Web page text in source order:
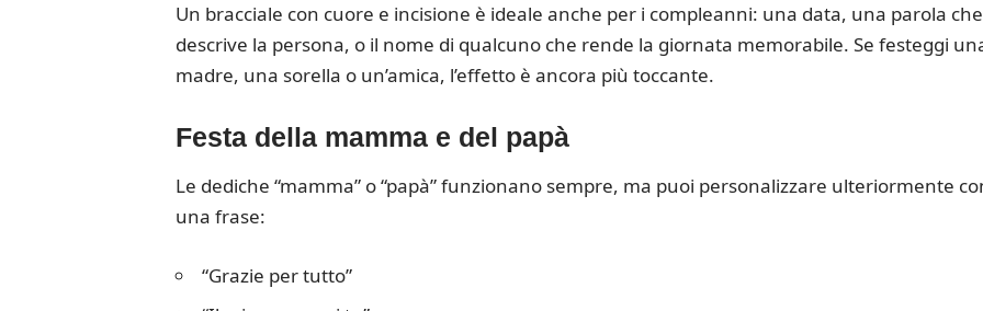
Un bracciale con cuore e incisione è ideale anche per i compleanni: una data, una parola che
descrive la persona, o il nome di qualcuno che rende la giornata memorabile. Se festeggi
madre, una sorella o un’amica, l’effetto è ancora più toccante.
Festa della mamma e del papà
Le dediche “mamma” o “papà” funzionano sempre, ma puoi personalizzare ulteriormente
una frase:
“Grazie per tutto”